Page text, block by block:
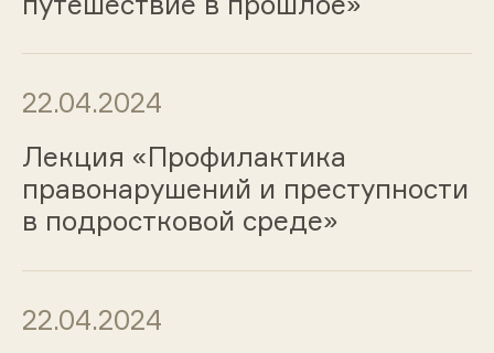
22.04.2024
Лекция «Профилактика
правонарушений и преступности
в подростковой среде»
22.04.2024